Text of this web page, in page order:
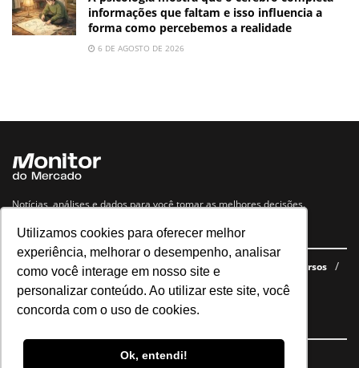
Utilizamos cookies para oferecer melhor
experiência, melhorar o desempenho, analisar
como você interage em nosso site e
personalizar conteúdo. Ao utilizar este site, você
concorda com o uso de cookies.
Ok, entendi!
informações que faltam e isso influencia a
forma como percebemos a realidade
6 DE AGOSTO DE 2026
Notícias, análises e dados para você tomar as melhores decisões.
Navegue no site
Últimas notícias Quem somos E-books gratuitos
Cursos
Política de privacidade